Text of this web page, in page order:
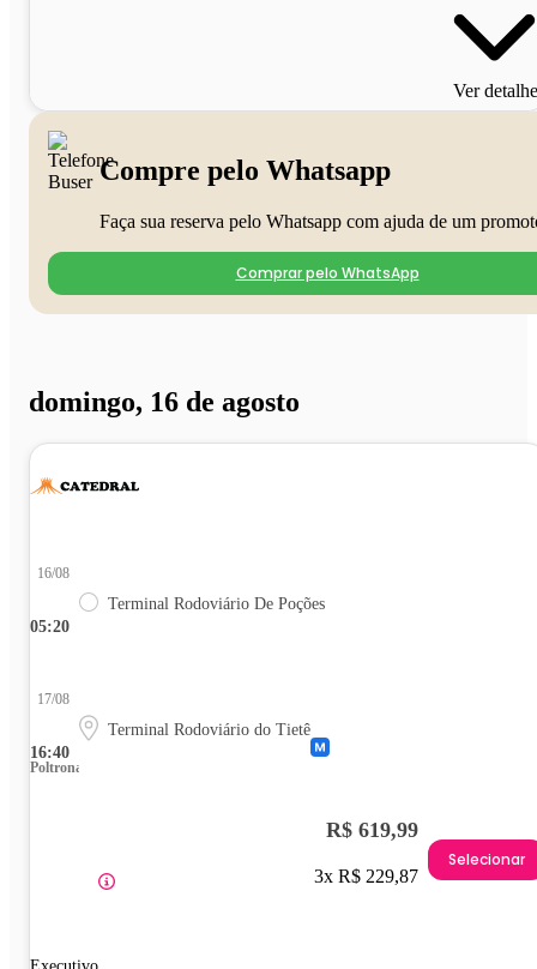
Ver
Compre pelo Whatsapp
Faça sua reserva pelo Whatsapp com ajuda de um
Comprar pelo WhatsApp
domingo, 16 de agosto
05:20
16/08
Terminal Rodoviário De Poções
16:40
17/08
Terminal Rodoviário do Tietê
Poltrona
R$ 619,99
3x R$ 229,87
Selecionar